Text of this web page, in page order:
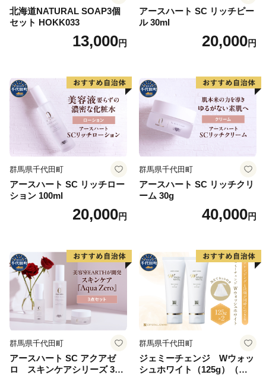
北海道NATURAL SOAP3個
セット HOKK033
13,000円
アースハート SC リッチピー
ル 30ml
20,000円
群馬県千代田町
アースハート SC リッチロー
ション 100ml
20,000円
群馬県千代田町
アースハート SC リッチクリ
ーム 30g
40,000円
群馬県千代田町
アースハート SC アクアゼ
ロ スキンケアシリーズ 3点
群馬県千代田町
ジェミーチェンジ Wウォッ
シュホワイト（125g）（泡立